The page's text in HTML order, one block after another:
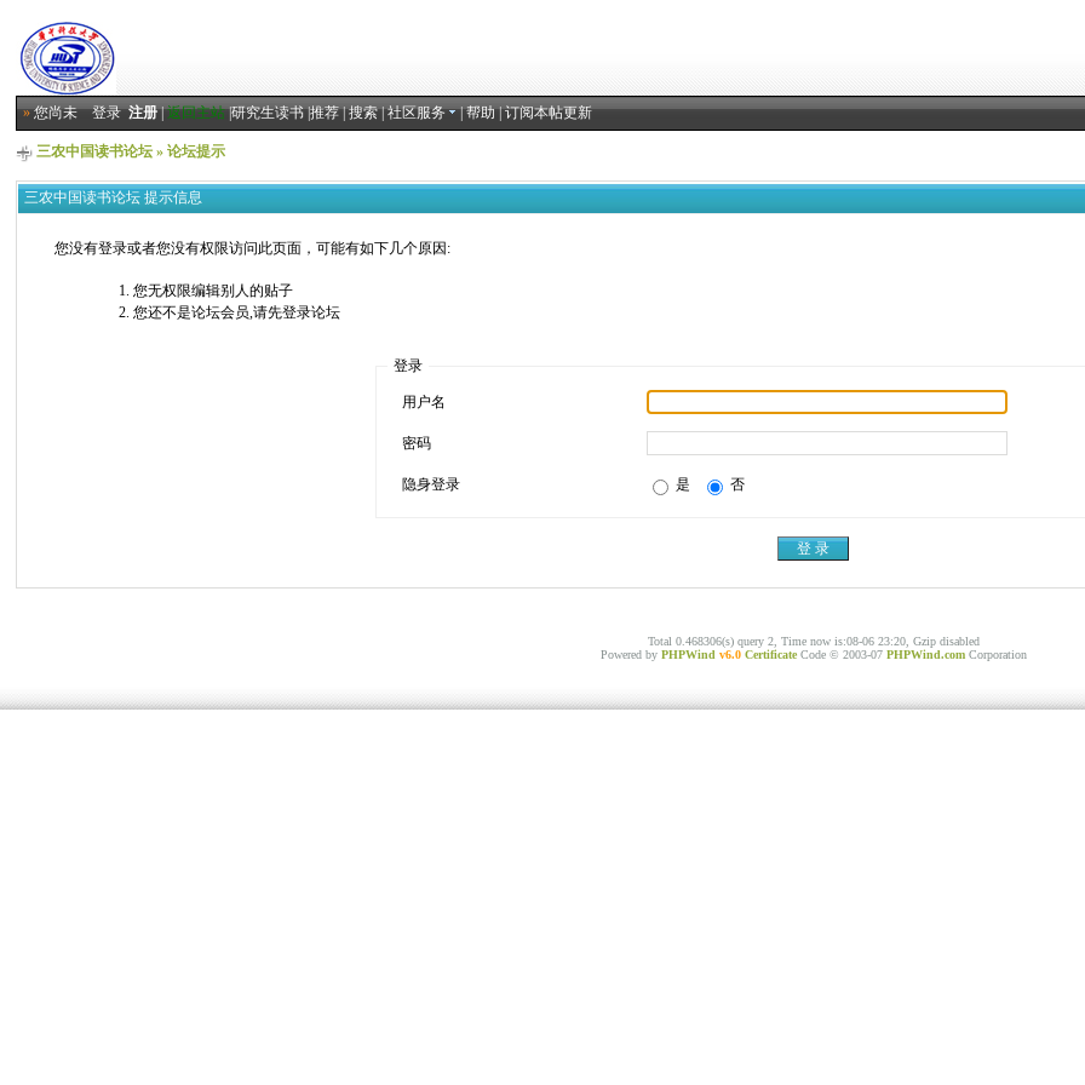
»您尚未登录 注册|返回主站|研究生读书|推荐|搜索|社区服务 |帮助|订阅本帖更新
三农中国读书论坛 » 论坛提示
三农中国读书论坛 提示信息
您没有登录或者您没有权限访问此页面，可能有如下几个原因:
您无权限编辑别人的贴子
您还不是论坛会员,请先登录论坛
登录
用户名
密码
隐身登录 是 否
Total 0.468306(s) query 2, Time now is:08-06 23:20, Gzip disabled
Powered by PHPWind v6.0 Certificate Code © 2003-07 PHPWind.com Corporation